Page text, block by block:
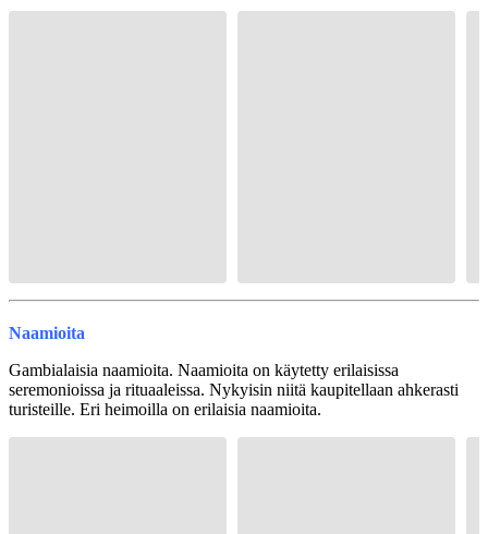
Naamioita
Gambialaisia naamioita. Naamioita on käytetty erilaisissa
seremonioissa ja rituaaleissa. Nykyisin niitä kaupitellaan ahkerasti
turisteille. Eri heimoilla on erilaisia naamioita.